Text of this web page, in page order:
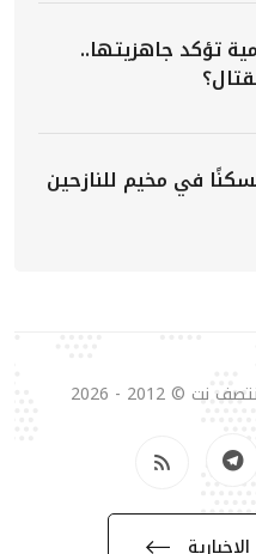
تؤكد جاهزيتها..
في مخيم للنازحين
© 2012 - 2026